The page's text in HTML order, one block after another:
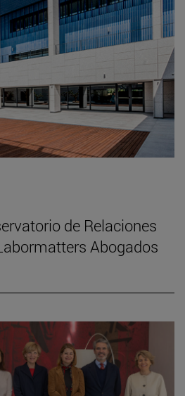
de Relaciones
Abogados